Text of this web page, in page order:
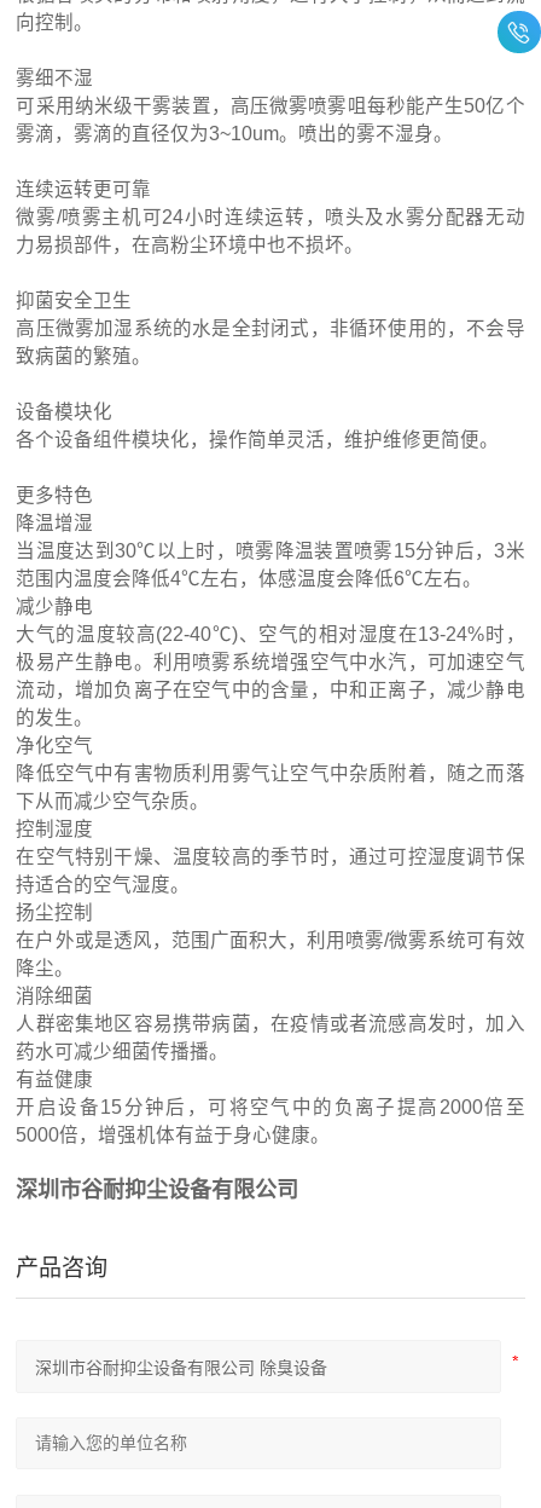
向控制。
雾细不湿
可采用纳米级干雾装置，高压微雾喷雾咀每秒能产生50亿个
雾滴，雾滴的直径仅为3~10um。喷出的雾不湿身。
连续运转更可靠
微雾/喷雾主机可24小时连续运转，喷头及水雾分配器无动
力易损部件，在高粉尘环境中也不损坏。
抑菌安全卫生
高压微雾加湿系统的水是全封闭式，非循环使用的，不会导
致病菌的繁殖。
设备模块化
各个设备组件模块化，操作简单灵活，维护维修更简便。
更多特色
降温增湿
当温度达到30℃以上时，喷雾降温装置喷雾15分钟后，3米
范围内温度会降低4℃左右，体感温度会降低6℃左右。
减少静电
大气的温度较高(22-40℃)、空气的相对湿度在13-24%时，
极易产生静电。利用喷雾系统增强空气中水汽，可加速空气
流动，增加负离子在空气中的含量，中和正离子，减少静电
的发生。
净化空气
降低空气中有害物质利用雾气让空气中杂质附着，随之而落
下从而减少空气杂质。
控制湿度
在空气特别干燥、温度较高的季节时，通过可控湿度调节保
持适合的空气湿度。
扬尘控制
在户外或是透风，范围广面积大，利用喷雾/微雾系统可有效
降尘。
消除细菌
人群密集地区容易携带病菌，在疫情或者流感高发时，加入
药水可减少细菌传播播。
有益健康
开启设备15分钟后，可将空气中的负离子提高2000倍至
5000倍，增强机体有益于身心健康。
深圳市谷耐抑尘设备有限公司
产品咨询